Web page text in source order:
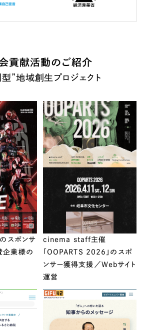
貢献活動のご紹介
”地域創生プロジェクト
のスポンサ
企業様の
cinema staff主催
「OOPARTS 2026」のスポ
ンサー獲得支援／Webサイト
運営